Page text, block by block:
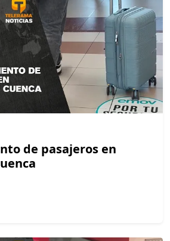
de pasajeros en